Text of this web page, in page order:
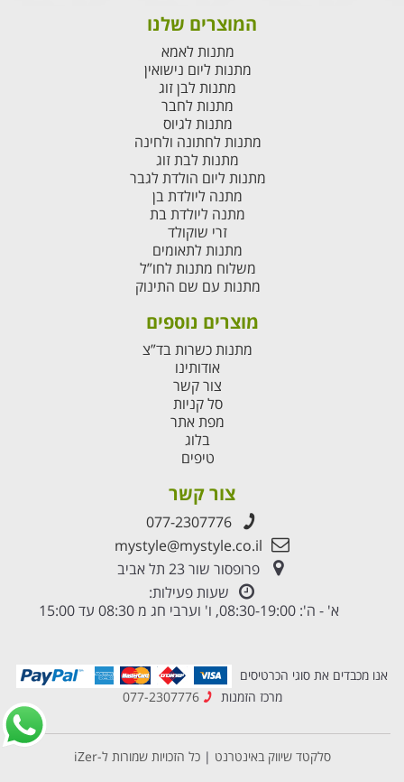
המוצרים שלנו
מתנות לאמא
מתנות ליום נישואין
מתנות לבן זוג
מתנות לחבר
מתנות לגיוס
מתנות לחתונה ולחינה
מתנות לבת זוג
מתנות ליום הולדת לגבר
מתנה ליולדת בן
מתנה ליולדת בת
זרי שוקולד
מתנות לתאומים
משלוח מתנות לחו”ל
מתנות עם שם התינוק
מוצרים נוספים
מתנות כשרות בד”צ
אודותינו
צור קשר
סל קניות
מפת אתר
בלוג
טיפים
צור קשר
077-2307776
mystyle@mystyle.co.il
פרופסור שור 23 תל אביב
שעות פעילות:
א' - ה': 08:30-19:00, ו' וערבי חג מ 08:30 עד 15:00
אנו מכבדים את סוגי הכרטיסים
מרכז הזמנות
077-2307776
סלקטד שיווק באינטרנט |כל הזכויות שמורות ל-iZer